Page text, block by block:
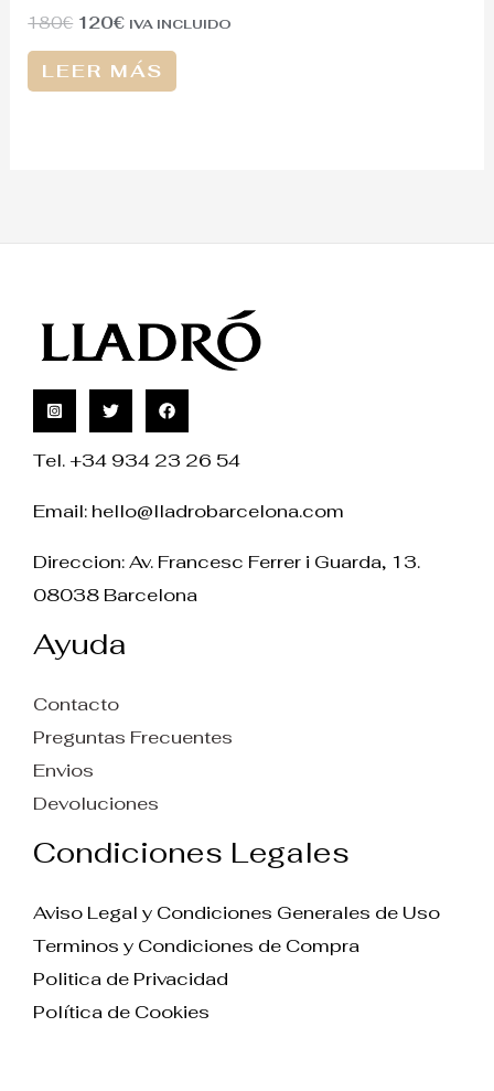
180€ 120€ IVA INCLUIDO
LEER MÁS
Tel. +34 934 23 26 54
Email: hello@lladrobarcelona.com
Direccion: Av. Francesc Ferrer i Guarda, 13.
08038 Barcelona
Ayuda
Contacto
Preguntas Frecuentes
Envios
Devoluciones
Condiciones Legales
Aviso Legal y Condiciones Generales de Uso
Terminos y Condiciones de Compra
Politica de Privacidad
Política de Cookies